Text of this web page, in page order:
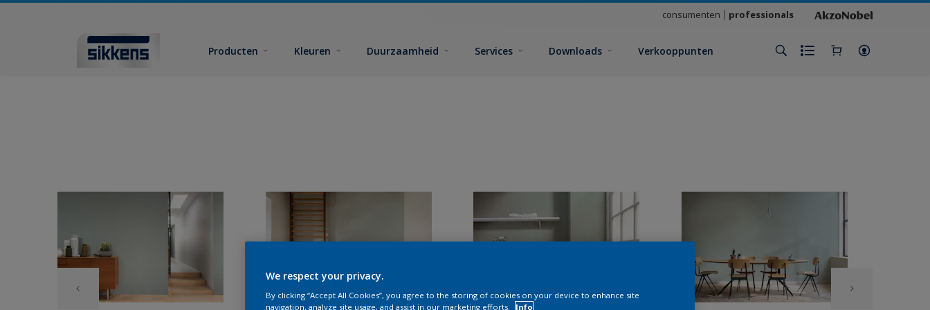
consumenten professionals
Producten Kleuren Duurzaamheid Services Downloads Verkooppunten
We respect your privacy.
By clicking “Accept All Cookies”, you agree to the storing of cookies on your device to enhance site
navigation, analyze site usage, and assist in our marketing efforts.
Info